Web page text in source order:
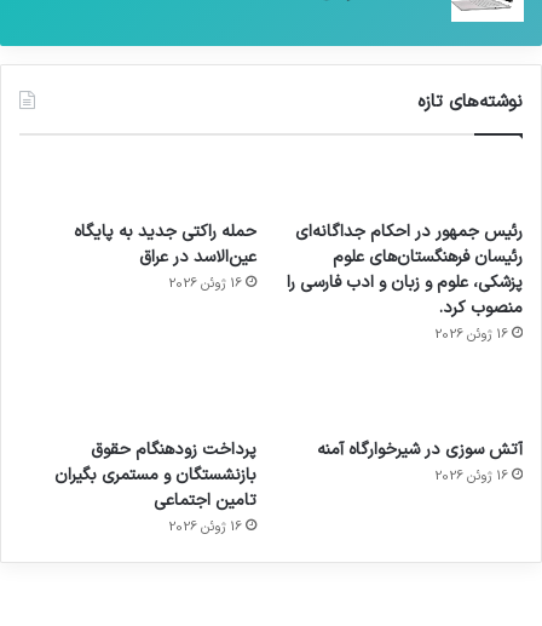
نوشته‌های تازه
رئیس جمهور در احکام جداگانه‌ای
رئیسان فرهنگستان‌های علوم
پزشکی، علوم و زبان و ادب فارسی را
منصوب کرد.
16 ژوئن 2026
حمله راکتی جدید به پایگاه
عین‌الاسد در عراق
16 ژوئن 2026
آتش سوزی در شیرخوارگاه آمنه
16 ژوئن 2026
پرداخت زودهنگام حقوق
بازنشستگان و مستمری بگیران
تامین اجتماعی
16 ژوئن 2026
برای
کشف
توسط
مجازی
…
ساعت
هوشمند
با طعم
توسط
ژاکت
در
های
2023
توسط